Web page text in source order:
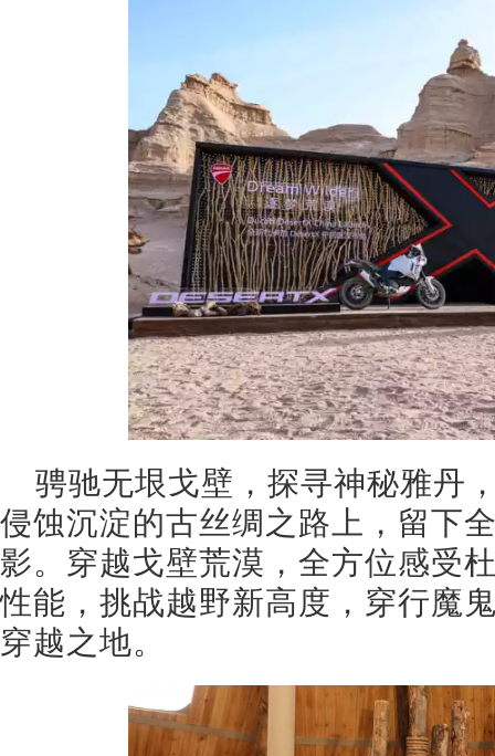
骋驰无垠戈壁，探寻神秘雅丹
侵蚀沉淀的古丝绸之路上，留下
影。穿越戈壁荒漠，全方位感受
性能，挑战越野新高度，穿行魔
穿越之地。